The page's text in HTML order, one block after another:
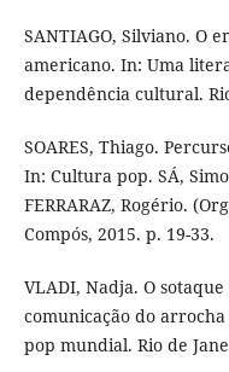
SANTIAGO, Silviano. O
americano. In: Uma
dependência cultural.
SOARES, Thiago.
In: Cultura pop. SÁ,
FERRARAZ, Rogério.
Compós, 2015. p. 19-33.
VLADI, Nadja. O
comunicação do
pop mundial. Rio de